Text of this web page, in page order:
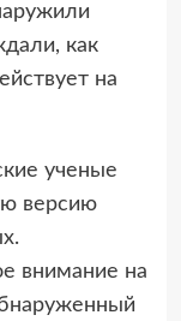
как
на
ученые
версию
внимание на